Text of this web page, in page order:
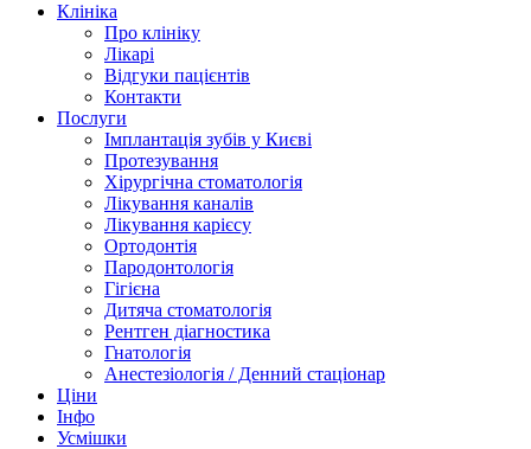
Клініка
Про клініку
Лікарі
Відгуки пацієнтів
Контакти
Послуги
Імплантація зубів у Києві
Протезування
Хірургічна стоматологія
Лікування каналів
Лікування карієсу
Ортодонтія
Пародонтологія
Гігієна
Дитяча стоматологія
Рентген діагностика
Гнатологія
Анестезіологія / Денний стаціонар
Ціни
Інфо
Усмішки